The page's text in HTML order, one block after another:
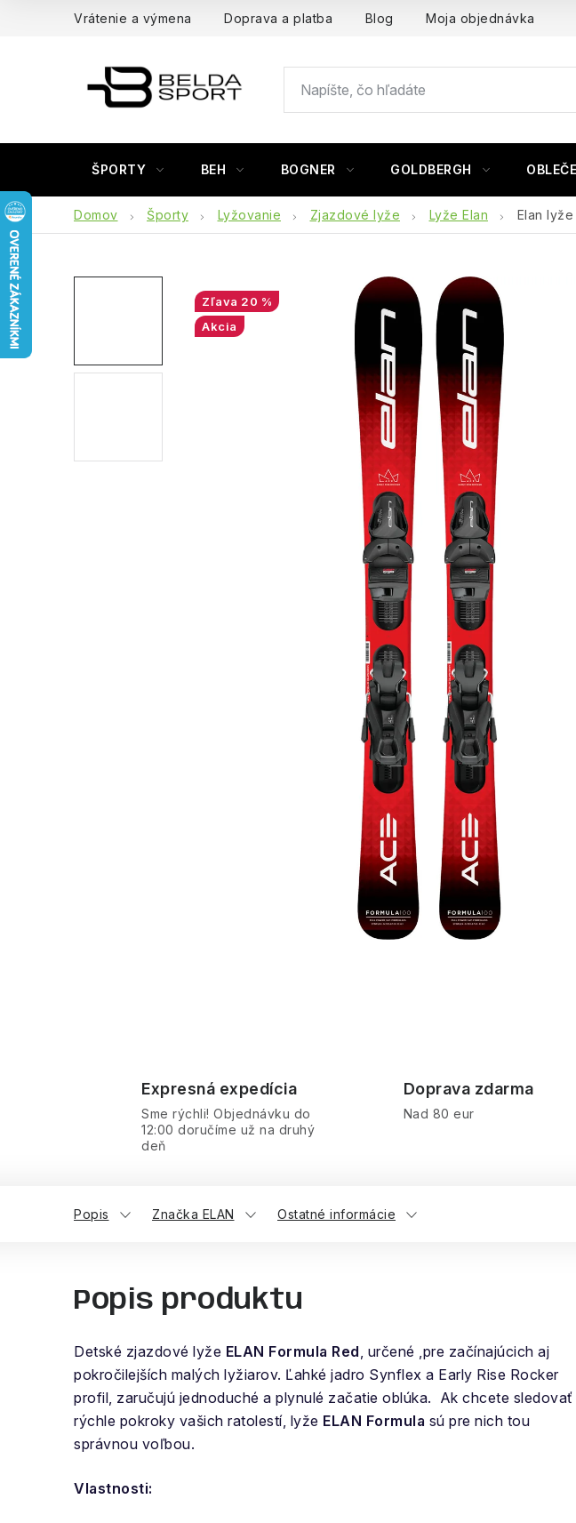
Vrátenie a výmena Doprava a platba Blog Moja objednávka
ŠPORTY BEH BOGNER GOLDBERGH
Domov Športy Lyžovanie Zjazdové lyže Lyže Elan Elan
20 %
Akcia
Expresná expedícia
Sme rýchli! Objednávku do
12:00 doručíme už na druhý
deň
Doprava zdarma
Nad 80 eur
Popis Značka ELAN Ostatné informácie
Popis produktu
Detské zjazdové lyže ELAN Formula Red, určené ,pre začínajúcich aj
pokročilejších malých lyžiarov. Ľahké jadro Synflex a Early Rise Rocker
profil, zaručujú jednoduché a plynulé začatie oblúka. Ak chcete sledovať
rýchle pokroky vašich ratolestí, lyže ELAN Formula sú pre nich tou
správnou voľbou.
Vlastnosti: